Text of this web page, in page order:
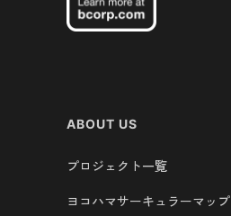
ABOUT US
プロジェクト一覧
ヨコハマサーキュラーマップ